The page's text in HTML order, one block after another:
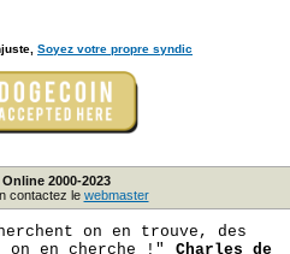
Soyez votre propre syndic
2000-2023
contactez le webmaster
on en trouve, des
on en cherche !"
Charles de